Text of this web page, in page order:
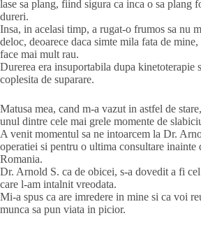
lase sa plang, fiind sigura ca inca o sa plang
dureri.
Insa, in acelasi timp, a rugat-o frumos sa nu
deloc, deoarece daca simte mila fata de
face mai mult rau.
Durerea era insuportabila dupa kinetoterapie
coplesita de suparare.
Matusa mea, cand m-a vazut in astfel de
unul dintre cele mai grele momente de
A venit momentul sa ne intoarcem la Dr.
operatiei si pentru o ultima consultare inainte
Romania.
Dr. Arnold S. ca de obicei, s-a dovedit a fi
care l-am intalnit vreodata.
Mi-a spus ca are imredere in mine si ca voi
munca sa pun viata in picior.